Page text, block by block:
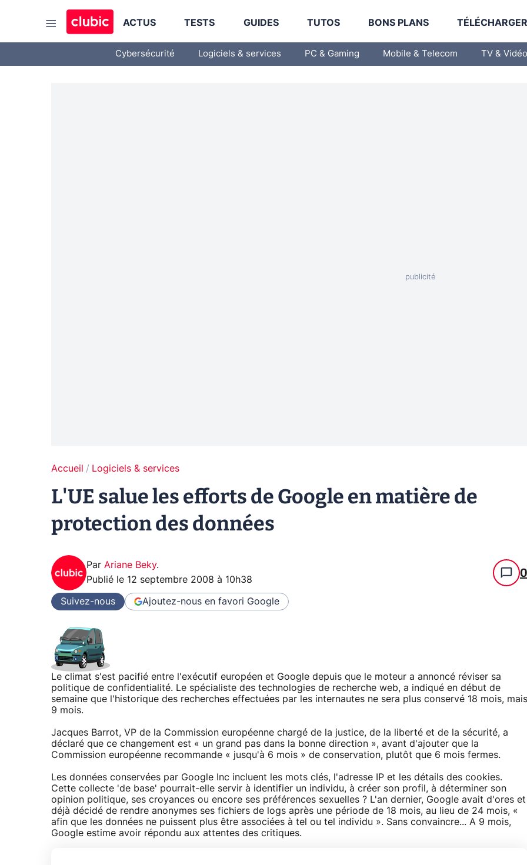
ACTUS TESTS GUIDES TUTOS BONS PLANS
Cybersécurité Logiciels & services PC & Gaming Mobile & Telecom TV & Vidéo
Accueil Logiciels & services
L'UE salue les efforts de Google en matière de
protection des données
Par Ariane Beky.
Publié le 12 septembre 2008 à 10h38 0
Suivez-nous Ajoutez-nous en favori Google
Le climat s'est pacifié entre l'exécutif européen et Google depuis que le moteur a annoncé réviser sa
politique de confidentialité. Le spécialiste des technologies de recherche web, a indiqué en début de
semaine que l'historique des recherches effectuées par les internautes ne sera plus conservé 18 mois, mais
9 mois.
Jacques Barrot, VP de la Commission européenne chargé de la justice, de la liberté et de la sécurité, a
déclaré que ce changement est « un grand pas dans la bonne direction », avant d'ajouter que la
Commission européenne recommande « jusqu'à 6 mois » de conservation, plutôt que 6 mois fermes.
Les données conservées par Google Inc incluent les mots clés, l'adresse IP et les détails des cookies.
Cette collecte 'de base' pourrait-elle servir à identifier un individu, à créer son profil, à déterminer son
opinion politique, ses croyances ou encore ses préférences sexuelles ? L'an dernier, Google avait d'ores et
déjà décidé de rendre anonymes ses fichiers de logs après une période de 18 mois, au lieu de 24 mois, «
afin que les données ne puissent plus être associées à tel ou tel individu ». Sans convaincre... A 9 mois,
Google estime avoir répondu aux attentes des critiques.